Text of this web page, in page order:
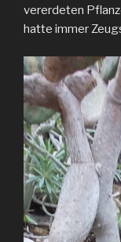
vererdeten
hatte immer